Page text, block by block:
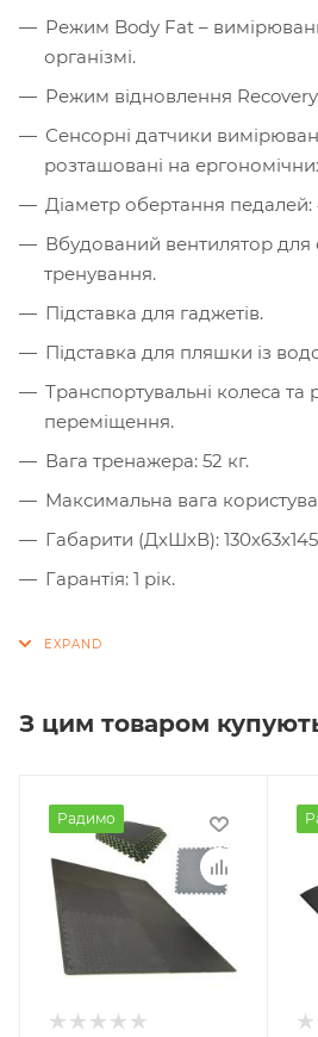
Режим Body Fat –
організмі.
Режим відновлення
Сенсорні датчики
розташовані на
Діаметр обертання педалей:
Вбудований вентилятор для
тренування.
Підставка для гаджетів.
Підставка для пляшки із
Транспортувальні колеса та
переміщення.
Вага тренажера: 52 кг.
Максимальна вага
Габарити (ДхШхВ):
Гарантія: 1 рік.
З цим товаром
Радимо